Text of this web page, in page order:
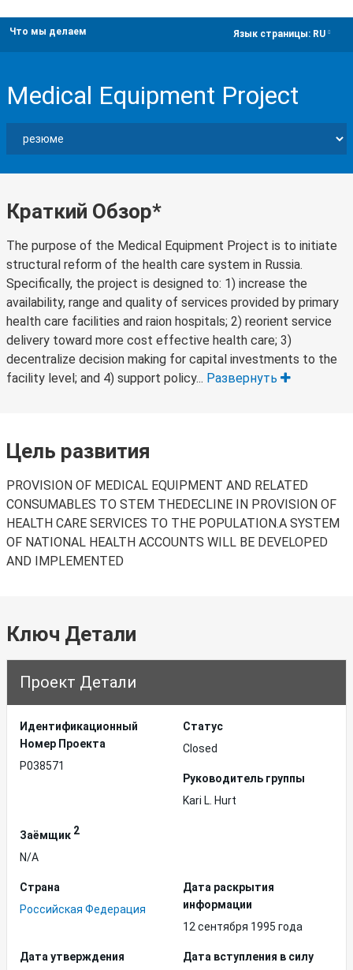
Что мы делаем Язык страницы: RU
Medical Equipment Project
Краткий Обзор*
The purpose of the Medical Equipment Project is to initiate
structural reform of the health care system in Russia.
Specifically, the project is designed to: 1) increase the
availability, range and quality of services provided by primary
health care facilities and raion hospitals; 2) reorient service
delivery toward more cost effective health care; 3)
decentralize decision making for capital investments to the
facility level; and 4) support policy... Развернуть
Цель развития
PROVISION OF MEDICAL EQUIPMENT AND RELATED
CONSUMABLES TO STEM THEDECLINE IN PROVISION OF
HEALTH CARE SERVICES TO THE POPULATION.A SYSTEM
OF NATIONAL HEALTH ACCOUNTS WILL BE DEVELOPED
AND IMPLEMENTED
Ключ Детали
Проект Детали
Идентификационный
Hомер Проекта
P038571
Статус
Closed
Руководитель группы
Kari L. Hurt
Заёмщик 2
N/A
Страна
Российская Федерация
Дата раскрытия
информации
12 сентября 1995 года
Дата утверждения
Дата вступления в силу